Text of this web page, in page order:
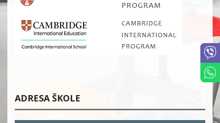
ADRESA ŠKOLE